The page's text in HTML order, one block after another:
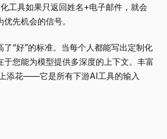
工具如果只返回姓名+电子邮件，就会
先机会的信号。
“好”的标准。当每个人都能写出定制化
于您能为模型提供多深度的上下文。丰富
添花——它是所有下游AI工具的输入